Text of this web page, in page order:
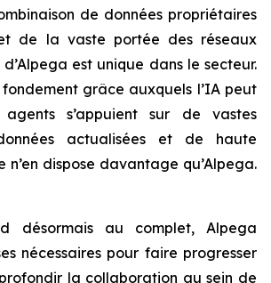
de données propriétaires
de la vaste portée des réseaux
est unique dans le secteur.
fondement grâce auxquels l’IA peut
agents s’appuient sur de vastes
actualisées et de haute
n’en dispose davantage qu’Alpega.
désormais au complet, Alpega
nécessaires pour faire progresser
la collaboration au sein de